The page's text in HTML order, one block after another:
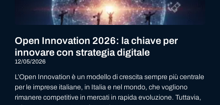
Open Innovation 2026: la chiave per
innovare con strategia digitale
12/05/2026
L’Open Innovation è un modello di crescita sempre più centrale
per le imprese italiane, in Italia e nel mondo, che vogliono
rimanere competitive in mercati in rapida evoluzione. Tuttavia,